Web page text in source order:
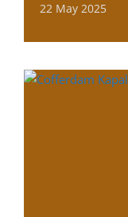
22 May 2025